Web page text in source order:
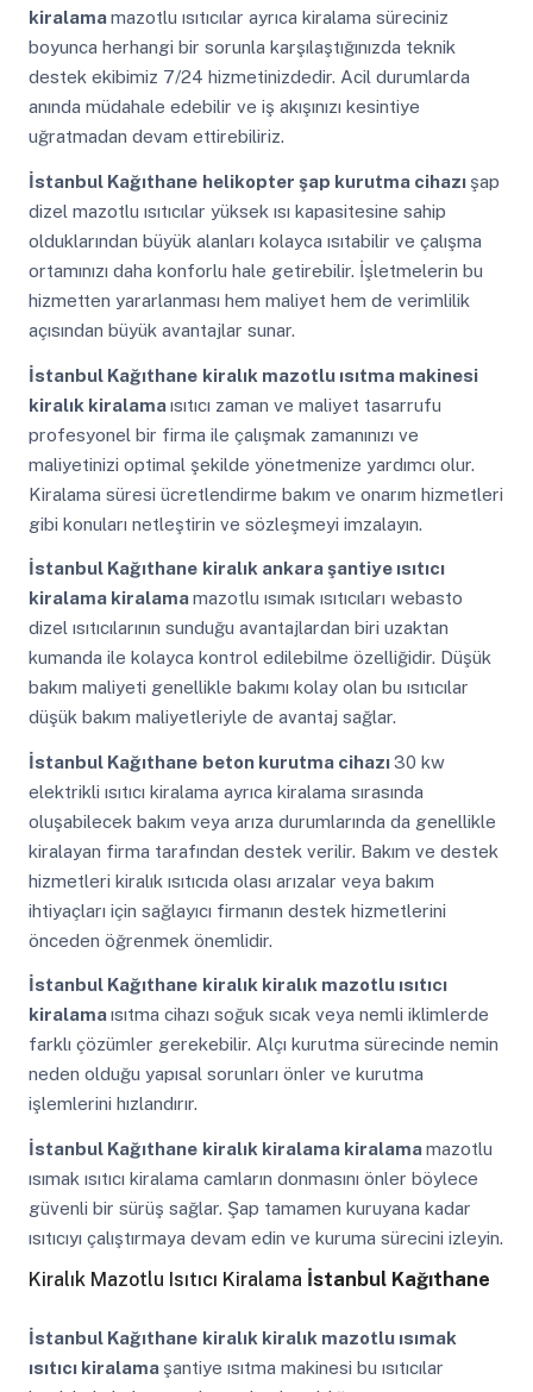
kiralamamazotlu ısıtıcılar ayrıca kiralama süreciniz
boyunca herhangi bir sorunla karşılaştığınızda teknik
destek ekibimiz 7/24 hizmetinizdedir. Acil durumlarda
anında müdahale edebilir ve iş akışınızı kesintiye
uğratmadan devam ettirebiliriz.
İstanbul Kağıthane helikopter şap kurutma cihazı şap
dizel mazotlu ısıtıcılar yüksek ısı kapasitesine sahip
olduklarından büyük alanları kolayca ısıtabilir ve çalışma
ortamınızı daha konforlu hale getirebilir. İşletmelerin bu
hizmetten yararlanması hem maliyet hem de verimlilik
açısından büyük avantajlar sunar.
İstanbul Kağıthane kiralık mazotlu ısıtma makinesi
kiralık kiralamaısıtıcı zaman ve maliyet tasarrufu
profesyonel bir firma ile çalışmak zamanınızı ve
maliyetinizi optimal şekilde yönetmenize yardımcı olur.
Kiralama süresi ücretlendirme bakım ve onarım hizmetleri
gibi konuları netleştirin ve sözleşmeyi imzalayın.
İstanbul Kağıthane kiralık ankara şantiye ısıtıcı
kiralama kiralamamazotlu ısımak ısıtıcıları webasto
dizel ısıtıcılarının sunduğu avantajlardan biri uzaktan
kumanda ile kolayca kontrol edilebilme özelliğidir. Düşük
bakım maliyeti genellikle bakımı kolay olan bu ısıtıcılar
düşük bakım maliyetleriyle de avantaj sağlar.
İstanbul Kağıthane beton kurutma cihazı30 kw
elektrikli ısıtıcı kiralama ayrıca kiralama sırasında
oluşabilecek bakım veya arıza durumlarında da genellikle
kiralayan firma tarafından destek verilir. Bakım ve destek
hizmetleri kiralık ısıtıcıda olası arızalar veya bakım
ihtiyaçları için sağlayıcı firmanın destek hizmetlerini
önceden öğrenmek önemlidir.
İstanbul Kağıthane kiralık kiralık mazotlu ısıtıcı
kiralamaısıtma cihazı soğuk sıcak veya nemli iklimlerde
farklı çözümler gerekebilir. Alçı kurutma sürecinde nemin
neden olduğu yapısal sorunları önler ve kurutma
işlemlerini hızlandırır.
İstanbul Kağıthane kiralık kiralama kiralamamazotlu
ısımak ısıtıcı kiralama camların donmasını önler böylece
güvenli bir sürüş sağlar. Şap tamamen kuruyana kadar
ısıtıcıyı çalıştırmaya devam edin ve kuruma sürecini izleyin.
Kiralık Mazotlu Isıtıcı Kiralama İstanbul Kağıthane
İstanbul Kağıthane kiralık kiralık mazotlu ısımak
ısıtıcı kiralama şantiye ısıtma makinesi bu ısıtıcılar